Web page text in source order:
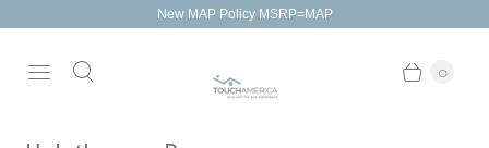
New MAP Policy MSRP=MAP
0